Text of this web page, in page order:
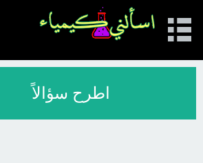
اطرح سؤالاً